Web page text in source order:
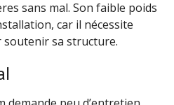
sans mal. Son faible poids
car il nécessite
sa structure.